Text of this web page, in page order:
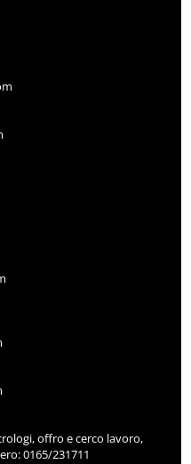
offro e cerco lavoro,
0165/231711